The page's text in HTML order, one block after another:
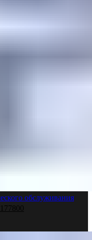
обслуживания
177800